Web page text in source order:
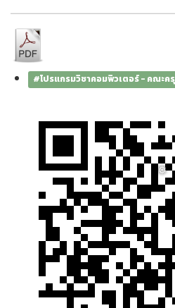
#โปรแกรมวิชาคอมพิวเตอร์ - คณะ
❅